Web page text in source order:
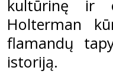
kultūrinę ir
Holterman
flamandų
istoriją.